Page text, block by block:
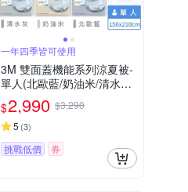
一年四季皆可使用
3M 雙面蓋機能系列涼夏被-
單人(北歐藍/奶油米/清水灰)
－三色任選
$2,990 $3,290
5 (3)
挑戰低價 券